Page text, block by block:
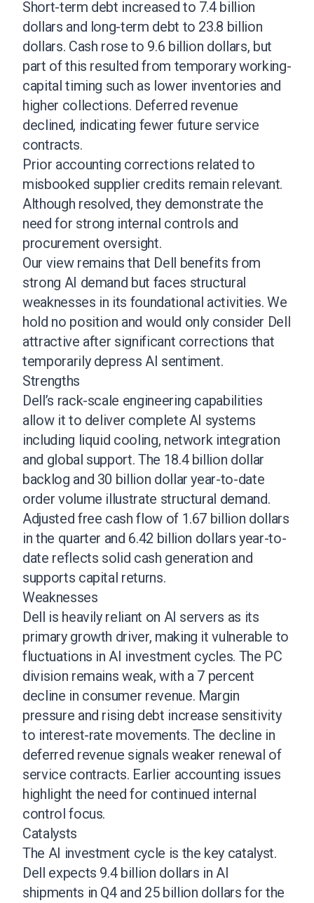
Short-term debt increased to 7.4 billion
dollars and long-term debt to 23.8 billion
dollars. Cash rose to 9.6 billion dollars, but
part of this resulted from temporary working-
capital timing such as lower inventories and
higher collections. Deferred revenue
declined, indicating fewer future service
contracts.
Prior accounting corrections related to
misbooked supplier credits remain relevant.
Although resolved, they demonstrate the
need for strong internal controls and
procurement oversight.
Our view remains that Dell benefits from
strong AI demand but faces structural
weaknesses in its foundational activities. We
hold no position and would only consider Dell
attractive after significant corrections that
temporarily depress AI sentiment.
Strengths
Dell’s rack-scale engineering capabilities
allow it to deliver complete AI systems
including liquid cooling, network integration
and global support. The 18.4 billion dollar
backlog and 30 billion dollar year-to-date
order volume illustrate structural demand.
Adjusted free cash flow of 1.67 billion dollars
in the quarter and 6.42 billion dollars year-to-
date reflects solid cash generation and
supports capital returns.
Weaknesses
Dell is heavily reliant on AI servers as its
primary growth driver, making it vulnerable to
fluctuations in AI investment cycles. The PC
division remains weak, with a 7 percent
decline in consumer revenue. Margin
pressure and rising debt increase sensitivity
to interest-rate movements. The decline in
deferred revenue signals weaker renewal of
service contracts. Earlier accounting issues
highlight the need for continued internal
control focus.
Catalysts
The AI investment cycle is the key catalyst.
Dell expects 9.4 billion dollars in AI
shipments in Q4 and 25 billion dollars for the